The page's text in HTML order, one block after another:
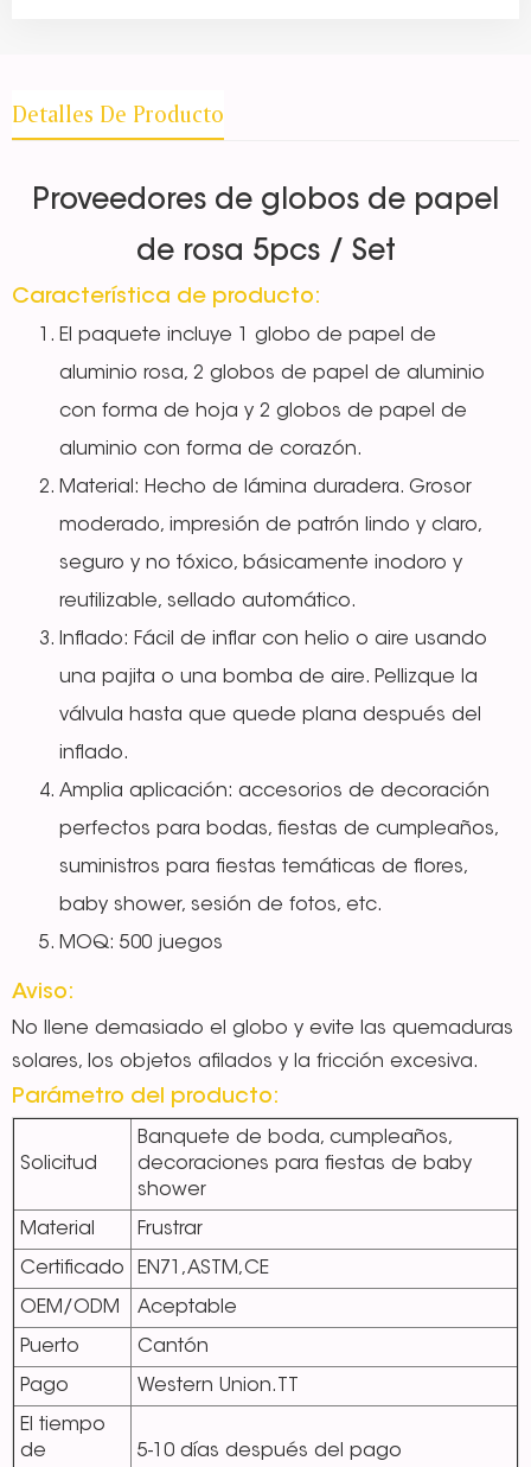
Detalles De Producto
Proveedores de globos de papel
de rosa 5pcs / Set
Característica de producto:
El paquete incluye 1 globo de papel de
aluminio rosa, 2 globos de papel de aluminio
con forma de hoja y 2 globos de papel de
aluminio con forma de corazón.
Material: Hecho de lámina duradera. Grosor
moderado, impresión de patrón lindo y claro,
seguro y no tóxico, básicamente inodoro y
reutilizable, sellado automático.
Inflado: Fácil de inflar con helio o aire usando
una pajita o una bomba de aire. Pellizque la
válvula hasta que quede plana después del
inflado.
Amplia aplicación: accesorios de decoración
perfectos para bodas, fiestas de cumpleaños,
suministros para fiestas temáticas de flores,
baby shower, sesión de fotos, etc.
MOQ: 500 juegos
Aviso:
No llene demasiado el globo y evite las quemaduras
solares, los objetos afilados y la fricción excesiva.
Parámetro del producto:
Solicitud
Banquete de boda, cumpleaños,
decoraciones para fiestas de baby
shower
Material Frustrar
Certificado EN71,ASTM,CE
OEM/ODM Aceptable
Puerto Cantón
Pago Western Union.TT
El tiempo
de
5-10 días después del pago